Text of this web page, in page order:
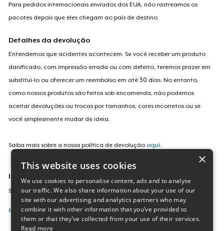
Para pedidos internacionais enviados dos EUA, não rastreamos os
pacotes depois que eles chegam ao país de destino.
Detalhes da devolução
Entendemos que acidentes acontecem. Se você receber um produto
danificado, com impressão errada ou com defeito, teremos prazer em
substituí-lo ou oferecer um reembolso em até 30 dias. No entanto,
como nossos produtos são feitos sob encomenda, não podemos
aceitar devoluções ou trocas por tamanhos, cores incorretos ou se
você simplesmente mudar de ideia.
Saiba mais sobre a nossa política de devolução aqui.
Identificação da campanha
sitting-in-my-room
Reporte esta Campanha
×
This website uses cookies
We use cookies to personalise content, ads and to analyse
our traffic. We also share information about your use of our
site with our advertising and analytics partners who may
combine it with other information that you’ve provided to
them or that they’ve collected from your use of their services.
Read more